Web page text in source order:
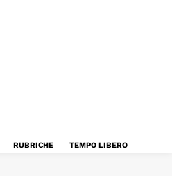
RUBRICHE TEMPO LIBERO